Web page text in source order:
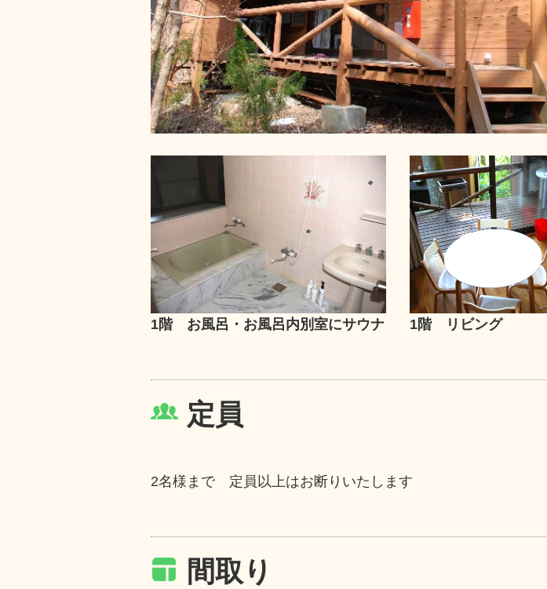
1階 お風呂・お風呂内別室にサウナ 1階 リビング
定員
2名様まで 定員以上はお断りいたします
間取り